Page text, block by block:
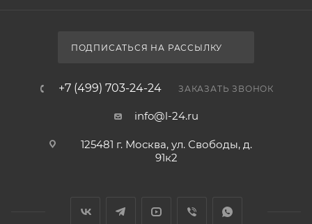
ПОДПИСАТЬСЯ НА РАССЫЛКУ
+7 (499) 703-24-24 ЗАКАЗАТЬ ЗВОНОК
info@l-24.ru
125481 г. Москва, ул. Свободы, д.
91к2